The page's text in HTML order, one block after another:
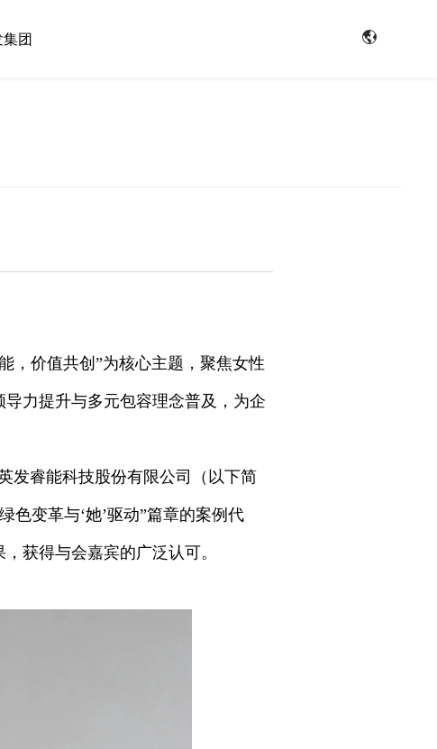
团
，价值共创”为核心主题，聚焦女性
力提升与多元包容理念普及，为企
发睿能科技股份有限公司（以下简
色变革与‘她’驱动”篇章的案例代
获得与会嘉宾的广泛认可。